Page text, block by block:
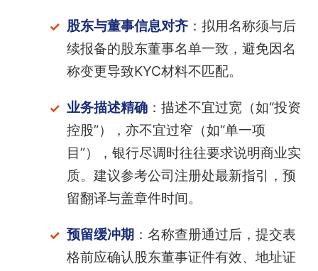
股东与董事信息对齐：拟用名称须与后
续报备的股东董事名单一致，避免因名
称变更导致KYC材料不匹配。
业务描述精确：描述不宜过宽（如“投资
控股”），亦不宜过窄（如“单一项
目”），银行尽调时往往要求说明商业实
质。建议参考公司注册处最新指引，预
留翻译与盖章件时间。
预留缓冲期 ：名称查册通过后，提交表
格前应确认股东董事证件有效、地址证